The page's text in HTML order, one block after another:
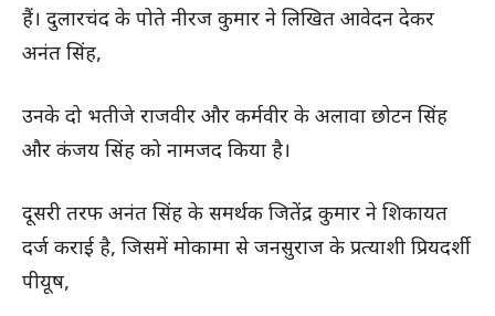
हैं। दुलारचंद के पोते नीरज कुमार ने लिखित आवेदन देकर
अनंत सिंह,
उनके दो भतीजे राजवीर और कर्मवीर के अलावा छोटन सिंह
और कंजय सिंह को नामजद किया है।
दूसरी तरफ अनंत सिंह के समर्थक जितेंद्र कुमार ने शिकायत
दर्ज कराई है, जिसमें मोकामा से जनसुराज के प्रत्याशी प्रियदर्शी
पीयूष,